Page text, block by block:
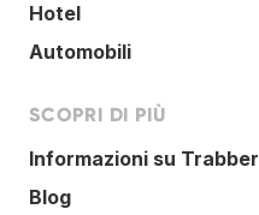
Hotel
Automobili
SCOPRI DI PIÙ
Informazioni su Trabber
Blog